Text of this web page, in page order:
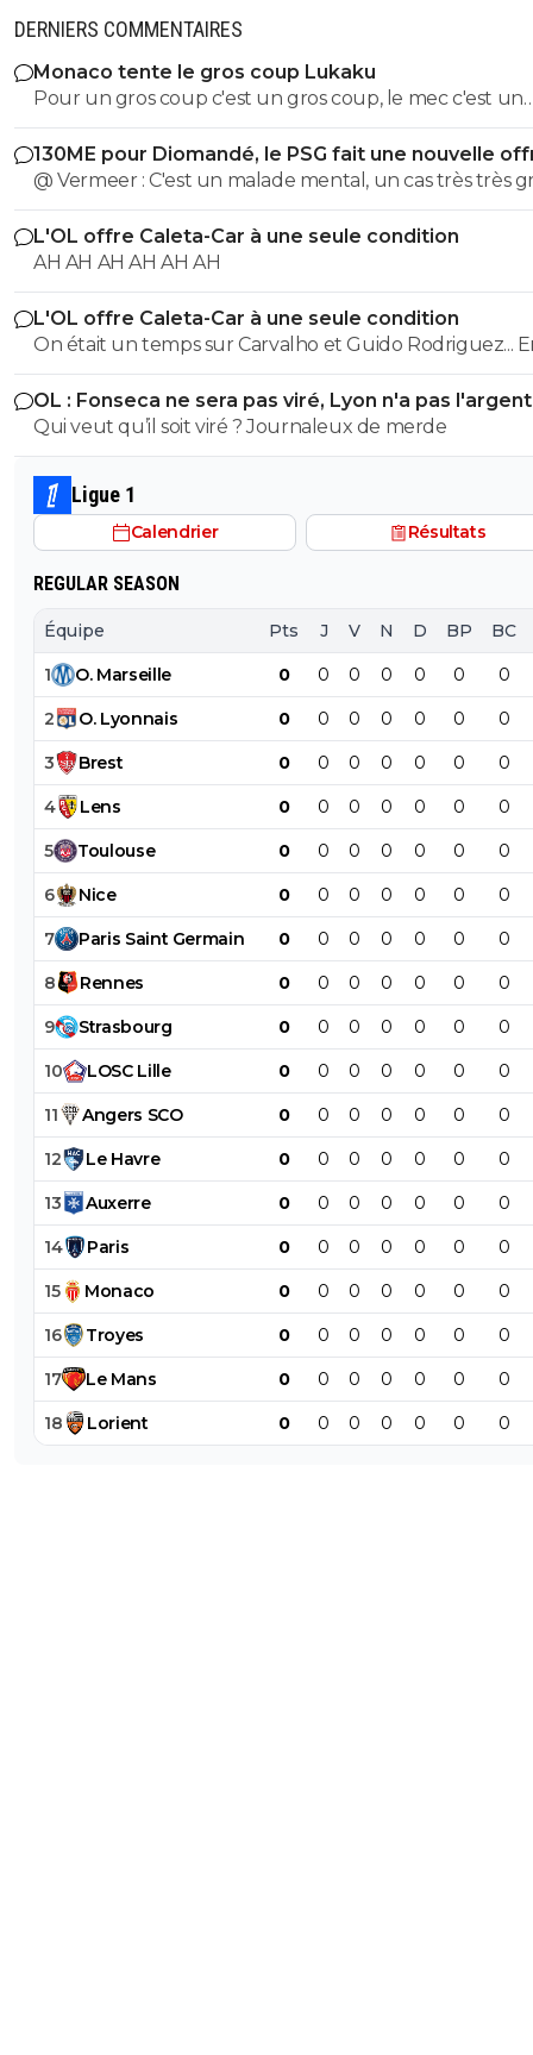
DERNIERS COMMENTAIRES
Monaco tente le gros coup Lukaku
Pour un gros coup c'est un gros coup, le mec c'est un
Sumotori !
130ME pour Diomandé, le PSG fait une nouvelle
@ Vermeer : C'est un malade mental, un cas très très
Beaucoup plus grave que l'autre porc sur maxi.
L'OL offre Caleta-Car à une seule condition
AH AH AH AH AH AH
L'OL offre Caleta-Car à une seule condition
On était un temps sur Carvalho et Guido Rodriguez...
panic buy, Blanc a bien validé ce joueur, je ne vois pas
raccourci.
OL : Fonseca ne sera pas viré, Lyon n'a pas
le faire
Qui veut qu’il soit viré ? Journaleux de merde
Ligue 1
Calendrier Résultats
REGULAR SEASON
Équipe Pts J V N D BP BC
1 O. Marseille 0 0 0 0 0 0 0
2 O. Lyonnais 0 0 0 0 0 0 0
3 Brest 0 0 0 0 0 0 0
4 Lens 0 0 0 0 0 0 0
5 Toulouse 0 0 0 0 0 0 0
6 Nice 0 0 0 0 0 0 0
7 Paris Saint Germain 0 0 0 0 0 0 0
8 Rennes 0 0 0 0 0 0 0
9 Strasbourg 0 0 0 0 0 0 0
10 LOSC Lille 0 0 0 0 0 0 0
11 Angers SCO 0 0 0 0 0 0 0
12 Le Havre 0 0 0 0 0 0 0
13 Auxerre 0 0 0 0 0 0 0
14 Paris 0 0 0 0 0 0 0
15 Monaco 0 0 0 0 0 0 0
16 Troyes 0 0 0 0 0 0 0
17 Le Mans 0 0 0 0 0 0 0
18 Lorient 0 0 0 0 0 0 0